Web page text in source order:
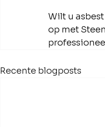
Wilt u
op met
Recente blogposts